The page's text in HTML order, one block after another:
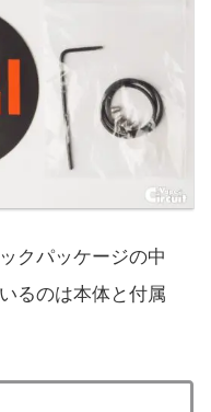
クパッケージの中
るのは本体と付属